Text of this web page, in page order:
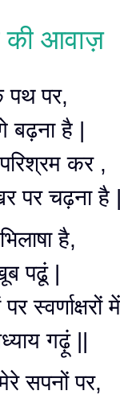
आवाज़
पथ पर,
बढ़ना है |
कर ,
पर चढ़ना है
है,
पढूं |
स्वर्णाक्षरों
गढ़ूं ||
सपनों पर,